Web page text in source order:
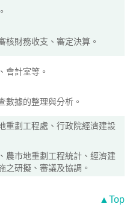
核財務收支、審定決算。
會計室等。
數據的整理與分析。
重劃工程處、行政院經濟建設
農市地重劃工程統計、經濟建
之研擬、審議及協調。
▲Top